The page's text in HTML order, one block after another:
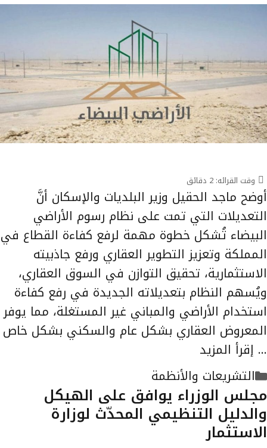
وقت القرائه: 2 دقائق
أوضح ماجد الحقيل وزير البلديات والإسكان أنَّ
التعديلات التي تمت على نظام رسوم الأراضي
البيضاء تُشكل خطوة مهمة لرفع كفاءة القطاع في
المملكة وتعزيز التطوير العقاري ورفع جاذبيته
الاستثمارية، تحقيق التوازن في السوق العقاري،
ويُسهم النظام بتعديلاته الجديدة في رفع كفاءة
استخدام الأراضي والمباني غير المستغلة، مما يوفر
المعروض العقاري بشكل عام والسكني بشكل خاص
… إقرأ المزيد
التصنيفات
التشريعات والأنظمة
مجلس الوزراء يوافق على الهيكل
والدليل التنظيمي المحدّث لوزارة
الاستثمار